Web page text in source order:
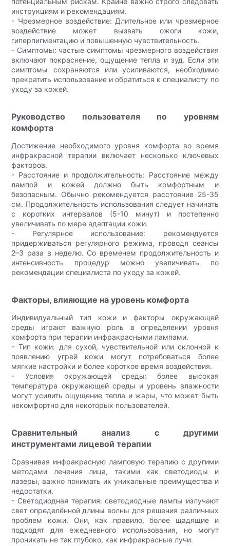
инструкциям и рекомендациям.
- Чрезмерное воздействие: Длительное или чрезмерное
воздействие может вызвать ожоги кожи,
гиперпигментацию и повышенную чувствительность.
- Симптомы: частые симптомы чрезмерного воздействия
включают покраснение, ощущение тепла и зуд. Если эти
симптомы сохраняются или усиливаются, необходимо
прекратить использование и обратиться к специалисту по
уходу за кожей.
Руководство пользователя по уровням
комфорта
Достижение необходимого уровня комфорта во время
инфракрасной терапии включает несколько ключевых
факторов.
- Расстояние и продолжительность: Расстояние между
лампой и кожей должно быть комфортным и
безопасным. Обычно рекомендуется расстояние 25-35
см. Продолжительность использования следует начинать
с коротких интервалов (5-10 минут) и постепенно
увеличивать по мере адаптации кожи.
- Регулярное использование: рекомендуется
придерживаться регулярного режима, проводя сеансы
2–3 раза в неделю. Со временем продолжительность и
интенсивность процедур можно увеличивать по
рекомендации специалиста по уходу за кожей.
Факторы, влияющие на уровень комфорта
Индивидуальный тип кожи и факторы окружающей
среды играют важную роль в определении уровня
комфорта при терапии инфракрасными лампами.
- Тип кожи: для сухой, чувствительной или склонной к
появлению угрей кожи могут потребоваться более
мягкие настройки и более короткое время воздействия.
- Условия окружающей среды: более высокая
температура окружающей среды и уровень влажности
могут усилить ощущение тепла и жары, что может быть
некомфортно для некоторых пользователей.
Сравнительный анализ с другими
инструментами лицевой терапии
Сравнивая инфракрасную ламповую терапию с другими
методами лечения лица, такими как светодиоды и
лазеры, важно понимать их уникальные преимущества и
недостатки.
- Светодиодная терапия: светодиодные лампы излучают
свет определённой длины волны для решения различных
проблем кожи. Они, как правило, более щадящие и
подходят для ежедневного использования, но могут
проникать не так глубоко, как инфракрасные лучи.